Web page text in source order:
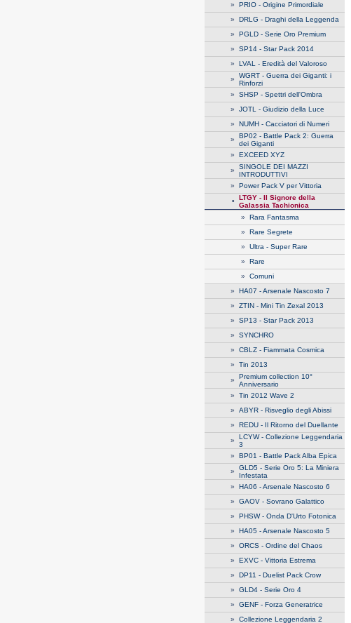
» PRIO - Origine Primordiale
» DRLG - Draghi della Leggenda
» PGLD - Serie Oro Premium
» SP14 - Star Pack 2014
» LVAL - Eredità del Valoroso
» WGRT - Guerra dei Giganti: i
Rinforzi
» SHSP - Spettri dell'Ombra
» JOTL - Giudizio della Luce
» NUMH - Cacciatori di Numeri
» BP02 - Battle Pack 2: Guerra
dei Giganti
» EXCEED XYZ
» SINGOLE DEI MAZZI
INTRODUTTIVI
» Power Pack V per Vittoria
•
LTGY - Il Signore della
Galassia Tachionica
» Rara Fantasma
» Rare Segrete
» Ultra - Super Rare
» Rare
» Comuni
» HA07 - Arsenale Nascosto 7
» ZTIN - Mini Tin Zexal 2013
» SP13 - Star Pack 2013
» SYNCHRO
» CBLZ - Fiammata Cosmica
» Tin 2013
» Premium collection 10°
Anniversario
» Tin 2012 Wave 2
» ABYR - Risveglio degli Abissi
» REDU - Il Ritorno del Duellante
» LCYW - Collezione Leggendaria
3
» BP01 - Battle Pack Alba Epica
» GLD5 - Serie Oro 5: La Miniera
Infestata
» HA06 - Arsenale Nascosto 6
» GAOV - Sovrano Galattico
» PHSW - Onda D'Urto Fotonica
» HA05 - Arsenale Nascosto 5
» ORCS - Ordine del Chaos
» EXVC - Vittoria Estrema
» DP11 - Duelist Pack Crow
» GLD4 - Serie Oro 4
» GENF - Forza Generatrice
» Collezione Leggendaria 2